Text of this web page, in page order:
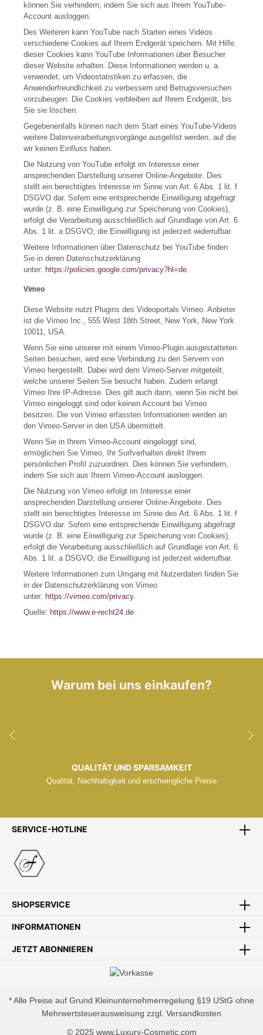
können Sie verhindern, indem Sie sich aus Ihrem YouTube-
Account ausloggen.
Des Weiteren kann YouTube nach Starten eines Videos
verschiedene Cookies auf Ihrem Endgerät speichern. Mit Hilfe
dieser Cookies kann YouTube Informationen über Besucher
dieser Website erhalten. Diese Informationen werden u. a.
verwendet, um Videostatistiken zu erfassen, die
Anwenderfreundlichkeit zu verbessern und Betrugsversuchen
vorzubeugen. Die Cookies verbleiben auf Ihrem Endgerät, bis
Sie sie löschen.
Gegebenenfalls können nach dem Start eines YouTube-Videos
weitere Datenverarbeitungsvorgänge ausgelöst werden, auf die
wir keinen Einfluss haben.
Die Nutzung von YouTube erfolgt im Interesse einer
ansprechenden Darstellung unserer Online-Angebote. Dies
stellt ein berechtigtes Interesse im Sinne von Art. 6 Abs. 1 lit. f
DSGVO dar. Sofern eine entsprechende Einwilligung abgefragt
wurde (z. B. eine Einwilligung zur Speicherung von Cookies),
erfolgt die Verarbeitung ausschließlich auf Grundlage von Art. 6
Abs. 1 lit. a DSGVO; die Einwilligung ist jederzeit widerrufbar.
Weitere Informationen über Datenschutz bei YouTube finden
Sie in deren Datenschutzerklärung
unter: https://policies.google.com/privacy?hl=de.
Vimeo
Diese Website nutzt Plugins des Videoportals Vimeo. Anbieter
ist die Vimeo Inc., 555 West 18th Street, New York, New York
10011, USA.
Wenn Sie eine unserer mit einem Vimeo-Plugin ausgestatteten
Seiten besuchen, wird eine Verbindung zu den Servern von
Vimeo hergestellt. Dabei wird dem Vimeo-Server mitgeteilt,
welche unserer Seiten Sie besucht haben. Zudem erlangt
Vimeo Ihre IP-Adresse. Dies gilt auch dann, wenn Sie nicht bei
Vimeo eingeloggt sind oder keinen Account bei Vimeo
besitzen. Die von Vimeo erfassten Informationen werden an
den Vimeo-Server in den USA übermittelt.
Wenn Sie in Ihrem Vimeo-Account eingeloggt sind,
ermöglichen Sie Vimeo, Ihr Surfverhalten direkt Ihrem
persönlichen Profil zuzuordnen. Dies können Sie verhindern,
indem Sie sich aus Ihrem Vimeo-Account ausloggen.
Die Nutzung von Vimeo erfolgt im Interesse einer
ansprechenden Darstellung unserer Online-Angebote. Dies
stellt ein berechtigtes Interesse im Sinne des Art. 6 Abs. 1 lit. f
DSGVO dar. Sofern eine entsprechende Einwilligung abgefragt
wurde (z. B. eine Einwilligung zur Speicherung von Cookies),
erfolgt die Verarbeitung ausschließlich auf Grundlage von Art. 6
Abs. 1 lit. a DSGVO; die Einwilligung ist jederzeit widerrufbar.
Weitere Informationen zum Umgang mit Nutzerdaten finden Sie
in der Datenschutzerklärung von Vimeo
unter: https://vimeo.com/privacy.
Quelle: https://www.e-recht24.de
Warum bei uns einkaufen?
QUALITÄT UND SPARSAMKEIT
Qualität, Nachhaltigkeit und erschwingliche Preise
SCHNELLE LIEFERUNG
ZAHLUNGSSICHERHEIT
SERVICE-HOTLINE
SHOPSERVICE
INFORMATIONEN
JETZT ABONNIEREN
* Alle Preise auf Grund Kleinunternehmerregelung §19 UStG ohne
Mehrwertsteuerausweisung zzgl. Versandkosten
© 2025 www.Luxury-Cosmetic.com